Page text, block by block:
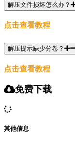
解压文件损坏怎么办？
点击查看教程
解压提示缺少分卷？
点击查看教程
免费下载
其他信息